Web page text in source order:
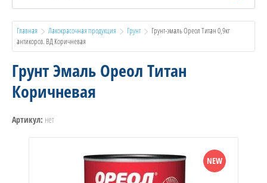
Главная Лакокрасочная продукция Грунт
  Грунт-эмаль Ореол Титан 0,9кг
антикороз. ВД Коричневая
Грунт Эмаль Ореол Титан
Коричневая
Артикул: нет
NEW